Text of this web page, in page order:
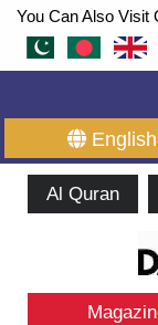
You Can Also Visit
English
Al Quran